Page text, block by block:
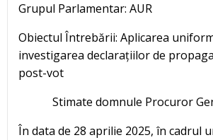
Grupul Parlamentar: AUR
Obiectul Întrebării: Aplicarea
investigarea declarațiilor de
post-vot
Stimate domnule Procuror
În data de 28 aprilie 2025, în cadrul